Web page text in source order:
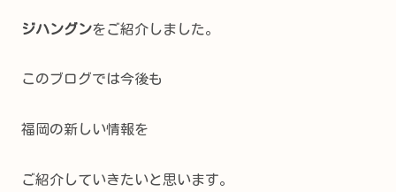
ジハングンをご紹介しました。
このブログでは今後も
福岡の新しい情報を
ご紹介していきたいと思います。